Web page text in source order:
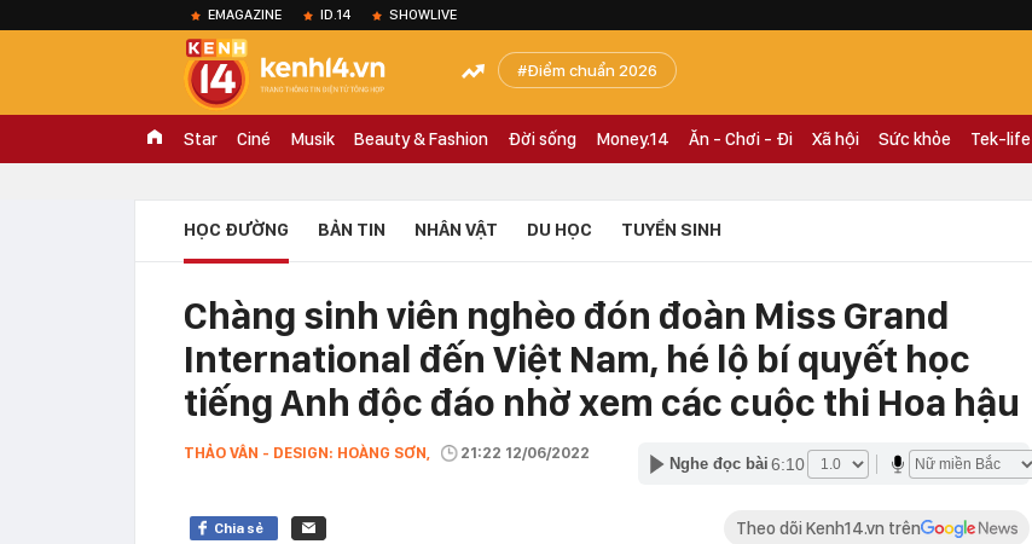
EMAGAZINE ID.14 SHOWLIVE
Điểm chuẩn 2026
Star Ciné Musik Beauty & Fashion Đời sống Money.14 Ăn - Chơi - Đi Xã hội Sức khỏe Tek-life
HỌC ĐƯỜNG BẢN TIN NHÂN VẬT DU HỌC TUYỂN SINH
Chàng sinh viên nghèo đón đoàn Miss Grand
International đến Việt Nam, hé lộ bí quyết học
tiếng Anh độc đáo nhờ xem các cuộc thi Hoa hậu
THẢO VÂN - DESIGN: HOÀNG SƠN, 21:22 12/06/2022
Nghe đọc bài 6:10
Chia sẻ Theo dõi Kenh14.vn trên